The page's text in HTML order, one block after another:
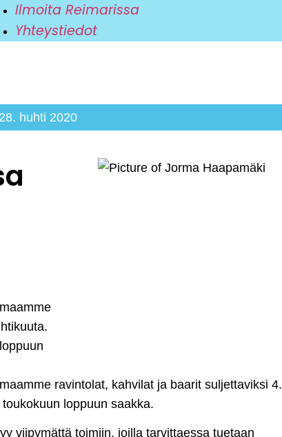
Ilmoita Reimarissa
Yhteystiedot
28. huhti 2020
ravintolat, kahvilat ja baarit suljettaviksi 4.
loppuun saakka.
viipymättä toimiin, joilla tarvittaessa tuetaan